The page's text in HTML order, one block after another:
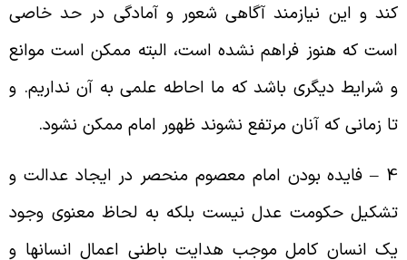
و این نیازمند آگاهی شعور و آمادگی در حد خاصی
که هنوز فراهم نشده است، البته ممکن است موانع
شرایط دیگری باشد که ما احاطه علمی به آن نداریم. و
زمانی که آنان مرتفع نشوند ظهور امام ممکن نشود.
فایده بودن امام معصوم منحصر در ایجاد عدالت و
حکومت عدل نیست بلکه به لحاظ معنوی وجود
انسان کامل موجب هدایت باطنی اعمال انسانها و